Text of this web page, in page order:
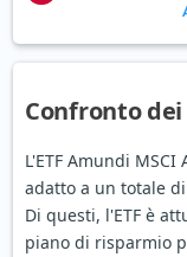
Confronto
L'ETF Amundi MSCI
adatto a un totale
Di questi, l'ETF è
piano di risparmio